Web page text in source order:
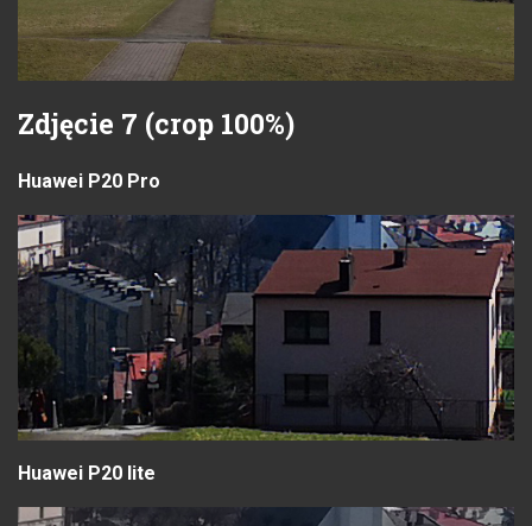
Zdjęcie 7 (crop 100%)
Huawei P20 Pro
Huawei P20 lite